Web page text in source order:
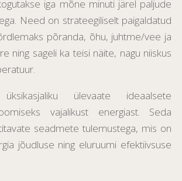
iga mõne minuti järel paljude
Need on strateegiliselt paigaldatud
põranda, õhu, juhtme/vee ja
ning sageli ka teisi näite, nagu niiskus
ülevaate ideaalsete
vajalikust energiast. Seda
seadmete tulemustega, mis on
jõudluse ning eluruumi efektiivsuse